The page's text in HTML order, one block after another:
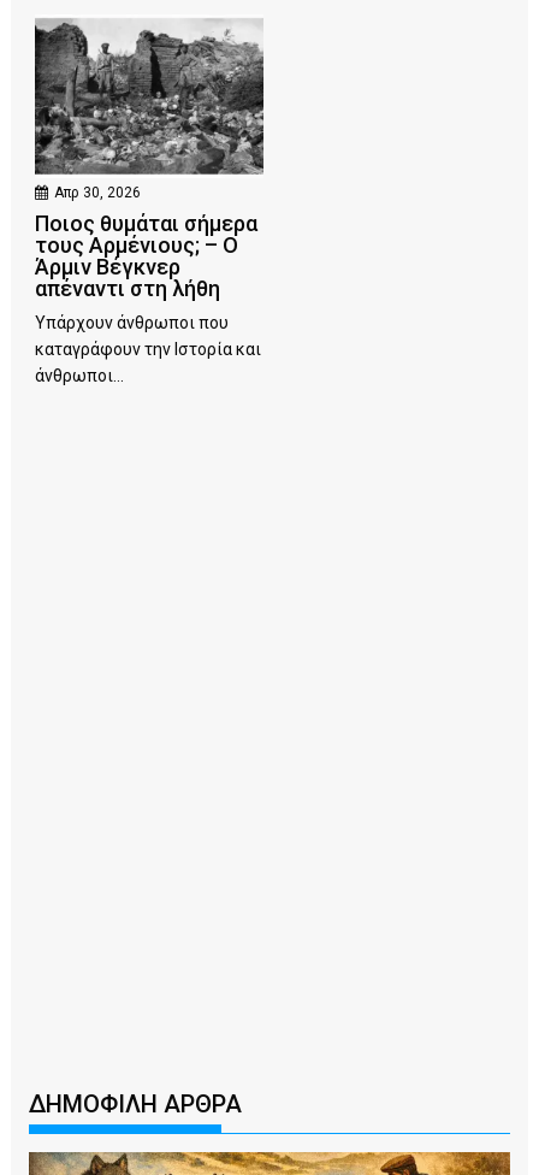
Απρ 30, 2026
Ποιος θυμάται σήμερα
τους Αρμένιους; – Ο
Άρμιν Βέγκνερ
απέναντι στη λήθη
Υπάρχουν άνθρωποι που
καταγράφουν την Ιστορία και
άνθρωποι...
ΔΗΜΟΦΙΛΗ ΑΡΘΡΑ